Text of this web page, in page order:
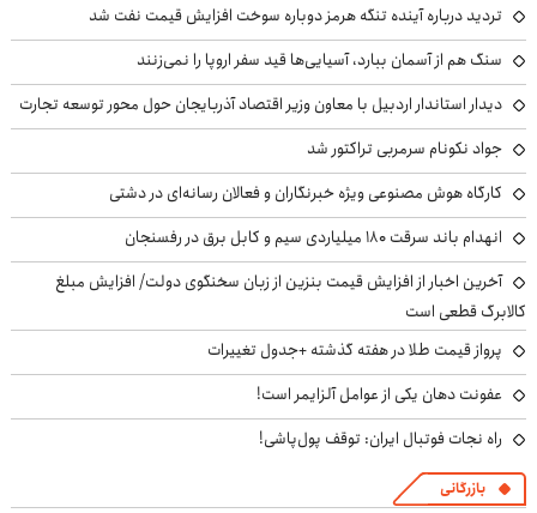
تردید درباره آینده تنگه هرمز دوباره سوخت افزایش قیمت نفت شد
سنگ هم از آسمان ببارد، آسیایی‌ها قید سفر اروپا را نمی‌زنند
دیدار استاندار اردبیل با معاون وزیر اقتصاد آذربایجان حول محور توسعه تجارت
جواد نکونام سرمربی تراکتور شد
کارگاه هوش مصنوعی ویژه خبرنگاران و فعالان رسانه‌ای در دشتی
انهدام باند سرقت ۱۸۰ میلیاردی سیم و کابل برق در رفسنجان
آخرین اخبار از افزایش قیمت بنزین از زبان سخنگوی دولت/ افزایش مبلغ
کالابرگ قطعی است
پرواز قیمت طلا در هفته گذشته +جدول تغییرات
عفونت دهان یکی از عوامل آلزایمر است!
راه نجات فوتبال ایران: توقف پول‌پاشی!
بازرگانی